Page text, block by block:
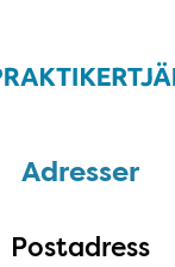
Adresser
Postadress